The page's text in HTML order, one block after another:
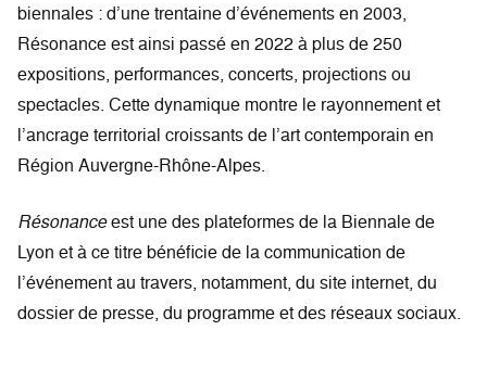
biennales : d’une trentaine d’événements en 2003,
Résonance est ainsi passé en 2022 à plus de 250
expositions, performances, concerts, projections ou
spectacles. Cette dynamique montre le rayonnement et
l’ancrage territorial croissants de l’art contemporain en
Région Auvergne-Rhône-Alpes.
Résonanceest une des plateformes de la Biennale de
Lyon et à ce titre bénéficie de la communication de
l’événement au travers, notamment, du site internet, du
dossier de presse, du programme et des réseaux sociaux.